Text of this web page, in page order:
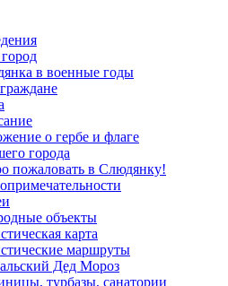
в военные годы
о гербе и флаге
города
пожаловать в Слюдянку!
объекты
карта
маршруты
Дед Мороз
турбазы, санатории